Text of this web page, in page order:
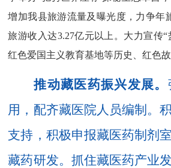
增加我县旅游流量及曝光度 ， 力争年
旅游收入达3.27亿元以上 。大力宣传“
红色爱国主义教育基地等历史、红色故
推动藏医药振兴发展。
用，配齐藏医院人员编制。
支持， 积极申报藏医药制剂
藏药研发。抓住藏医药产业